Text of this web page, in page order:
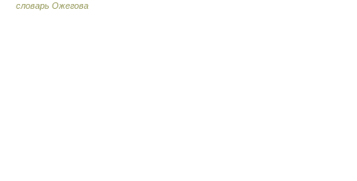
словарь Ожегова